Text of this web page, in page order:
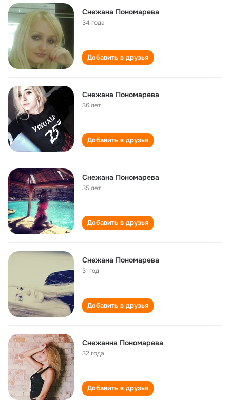
Снежана Пономарева
34 года
Добавить в друзья
Снежана Пономарева
36 лет
Добавить в друзья
Снежана Пономарева
35 лет
Добавить в друзья
Снежана Пономарева
31 год
Добавить в друзья
Снежанна Пономарева
32 года
Добавить в друзья